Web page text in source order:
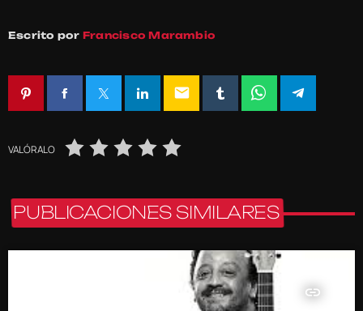
Escrito por Francisco Marambio
email
VALÓRALO
PUBLICACIONES SIMILARES
insert_link